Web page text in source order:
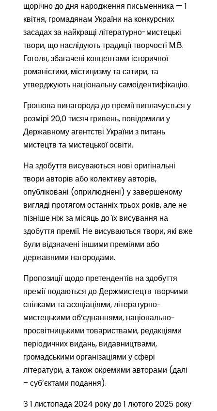
щорічно до дня народження письменника — 1
квітня, громадянам України на конкурсних
засадах за найкращі літературно-мистецькі
твори, що наслідують традиції творчості М.В.
Гоголя, збагачені концептами історичної
романістики, містицизму та сатири, та
утверджують національну самоідентифікацію.
Грошова винагорода до премії виплачується у
розмірі 20,0 тисяч гривень, повідомили у
Державному агентстві України з питань
мистецтв та мистецької освіти.
На здобуття висуваються нові оригінальні
твори авторів або колективу авторів,
опубліковані (оприлюднені) у завершеному
вигляді протягом останніх трьох років, але не
пізніше ніж за місяць до їх висування на
здобуття премії. Не висуваються твори, які вже
були відзначені іншими преміями або
державними нагородами.
Пропозиції щодо претендентів на здобуття
премії подаються до Держмистецтв творчими
спілками та асоціаціями, літературно-
мистецькими об’єднаннями, національно-
просвітницькими товариствами, редакціями
періодичних видань, видавництвами,
громадськими організаціями у сфері
літератури, а також окремими авторами (далі
– суб’єктами подання).
З 1 листопада 2024 року до 1 лютого 2025 року